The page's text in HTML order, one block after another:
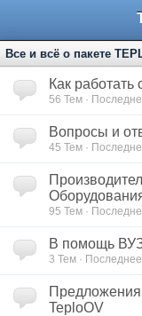
Все и всё о пакете
Как работать
56 Тем ·
Вопросы и
45 Тем ·
95 Тем ·
В помощь
3 Тем ·
Предложения
TeploOV